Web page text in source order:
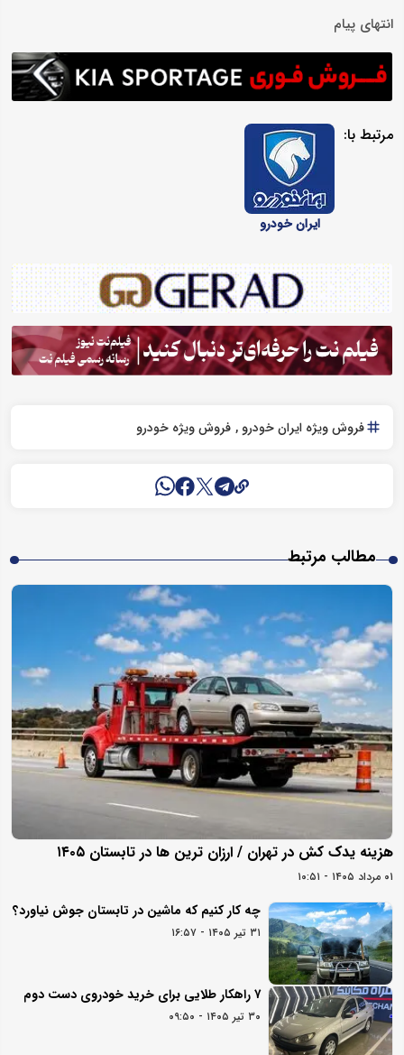
انتهای پیام
مرتبط با:
ایران خودرو
فروش ویژه ایران خودرو فروش ویژه خودرو
مطالب مرتبط
هزینه یدک کش در تهران / ارزان ترین ها در تابستان ۱۴۰۵
۰۱ مرداد ۱۴۰۵ - ۱۰:۵۱
چه کار کنیم که ماشین در تابستان جوش نیاورد؟
۳۱ تیر ۱۴۰۵ - ۱۶:۵۷
۷ راهکار طلایی برای خرید خودروی دست دوم
۳۰ تیر ۱۴۰۵ - ۰۹:۵۰